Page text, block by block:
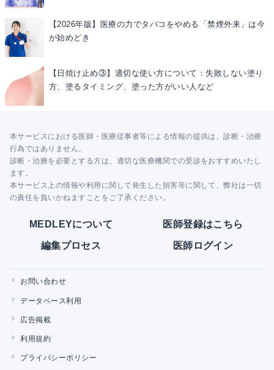
【2026年版】医療の力でタバコをやめる「禁煙外来」は今
が始めどき
【日焼け止め③】適切な使い方について：失敗しない塗り
方、塗るタイミング、塗った方がいい人など
本サービスにおける医師・医療従事者等による情報の提供は、診断・治療
行為ではありません。
診断・治療を必要とする方は、適切な医療機関での受診をおすすめいたし
ます。
本サービス上の情報や利用に関して発生した損害等に関して、弊社は一切
の責任を負いかねますことをご了承ください。
MEDLEYについて 医師登録はこちら
編集プロセス 医師ログイン
お問い合わせ
データベース利用
広告掲載
利用規約
プライバシーポリシー